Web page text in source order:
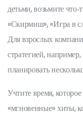
детьми, возьмите
«Скирмиш», «Игра в
Для взрослых
стратегией,
планировать
Учтите время,
«мгновенные» хиты,